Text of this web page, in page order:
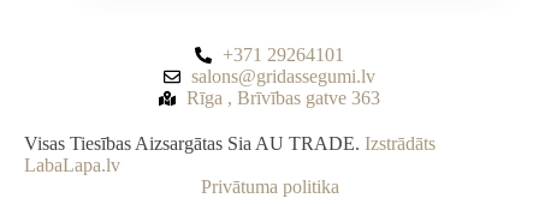
+371 29264101
salons@gridassegumi.lv
Rīga , Brīvības gatve 363
Visas Tiesības Aizsargātas Sia AU TRADE. Izstrādāts
LabaLapa.lv
Privātuma politika